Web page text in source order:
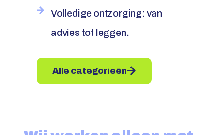
Volledige ontzorging: van
advies tot leggen.
Alle categorieën